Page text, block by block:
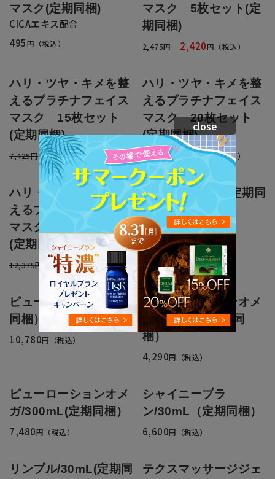
マスク(定期同梱)
CICAエキス配合
495円（税込）
マスク 5枚セット(定
期同梱)
2,475円 2,420円（税込）
ハリ・ツヤ・キメを整
えるプラチナフェイス
マスク 15枚セット
(定期同梱)
7,425円 6,930円（税込）
ハリ・ツヤ・キメを整
えるプラチナフェイス
マスク 20枚セット
(定期同梱)
9,900円 9,020円（税込）
ハリ・ツヤ・キメを整
えるプラチナフェイス
マスク 25枚セット
(定期同梱)
12,375円 11,000円（税込）
エルローション(定期同
梱）
8,800円（税込）
ピューローション(定期
同梱）
10,780円（税込）
ピューローションオメ
ガ/150mL（定期同
梱）
4,290円（税込）
ピューローションオメ
ガ/300mL(定期同梱）
7,480円（税込）
シャイニーブラ
ン/30mL（定期同梱）
6,600円（税込）
リンプル/30mL(定期同
テクスマッサージジェ
close